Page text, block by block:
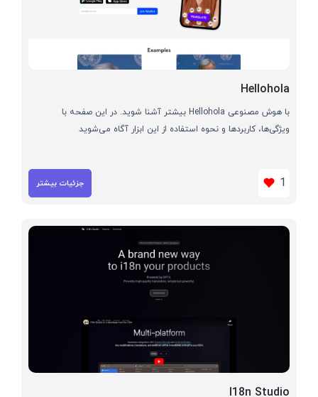
Hellohola
با هوش مصنوعی Hellohola بیشتر آشنا شوید. در این صفحه با
ویژگی‌ها، کاربردها و نحوه استفاده از این ابزار آگاه می‌شوید
1 جزئیات بیشتر
I18n Studio